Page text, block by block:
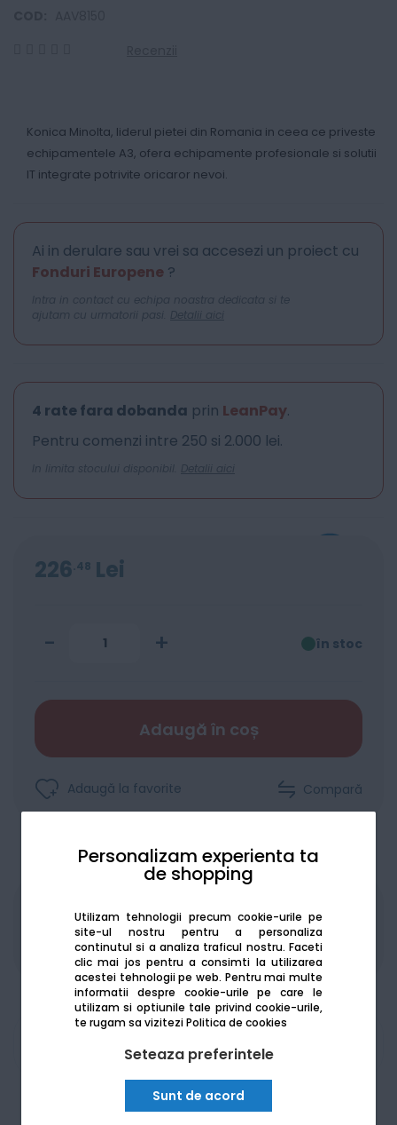
Personalizam experienta ta
de shopping
Utilizam tehnologii precum cookie-urile pe
site-ul nostru pentru a personaliza
continutul si a analiza traficul nostru. Faceti
clic mai jos pentru a consimti la utilizarea
acestei tehnologii pe web. Pentru mai multe
informatii despre cookie-urile pe care le
utilizam si optiunile tale privind cookie-urile,
te rugam sa viziteziPolitica de cookies
Seteaza preferintele
Sunt de acord
Konica Minolta, liderul pietei din Romania in ceea ce priveste
echipamentele A3, ofera echipamente profesionale si solutii
IT integrate potrivite oricaror nevoi.
Ai in derulare sau vrei sa accesezi un proiect cu
Fonduri Europene ?
Intra in contact cu echipa noastra dedicata si te
ajutam cu urmatorii pasi. Detalii aici
4 rate fara dobanda prin LeanPay.
Pentru comenzi intre 250 si 2.000 lei.
In limita stocului disponibil. Detalii aici
226 48 Lei
- + în stoc
Adaugă în coș
Adaugă la favorite Compară
Produsele sunt disponibile pe platforma de
achizitii publiceSEAP/SICAP
Am nevoie de ajutor